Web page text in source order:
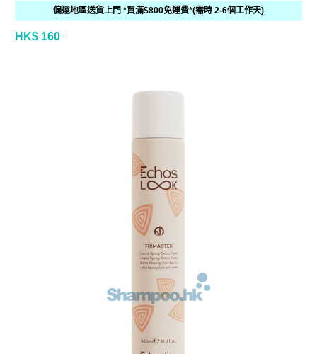
偏遠地區送貨上門 *買滿$800免運費*(需時 2-6個工作天)
HK$ 160